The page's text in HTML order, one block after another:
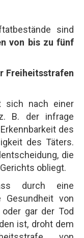
sind
von bis zu fünf
Freiheitsstrafen
sich nach einer
B. der infrage
des
des Täters.
die
obliegt.
durch eine
Gesundheit von
gar der Tod
ist, droht dem